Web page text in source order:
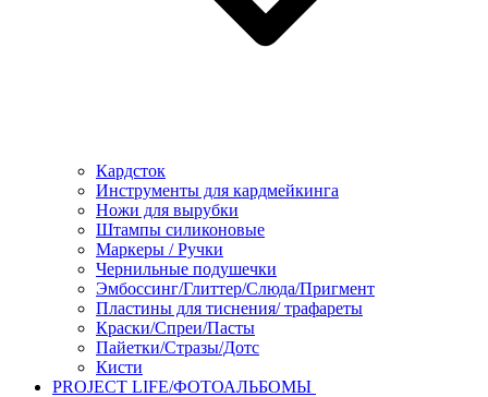
Кардсток
Инструменты для кардмейкинга
Ножи для вырубки
Штампы силиконовые
Маркеры / Ручки
Чернильные подушечки
Эмбоссинг/Глиттер/Слюда/Пригмент
Пластины для тиснения/ трафареты
Краски/Спреи/Пасты
Пайетки/Стразы/Дотс
Кисти
PROJECT LIFE/ФОТОАЛЬБОМЫ